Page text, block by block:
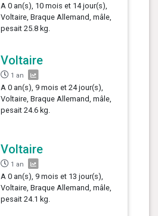
A 0 an(s), 10 mois et 14 jour(s),
Voltaire, Braque Allemand, mâle,
pesait 25.8 kg.
Voltaire
1 an
A 0 an(s), 9 mois et 24 jour(s),
Voltaire, Braque Allemand, mâle,
pesait 24.6 kg.
Voltaire
1 an
A 0 an(s), 9 mois et 13 jour(s),
Voltaire, Braque Allemand, mâle,
pesait 24.1 kg.